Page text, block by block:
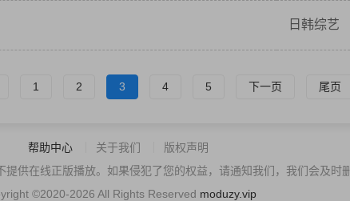
日韩综艺
1 2 3 4 5 下一页 尾页
帮助中心 关于我们
版权声明
供在线正版播放。如果侵犯了您的权益，请通知我们，我们会及时
©2020-2026 All Rights Reserved moduzy.vip